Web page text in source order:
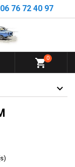
76 72 40 97
shopping_cart0